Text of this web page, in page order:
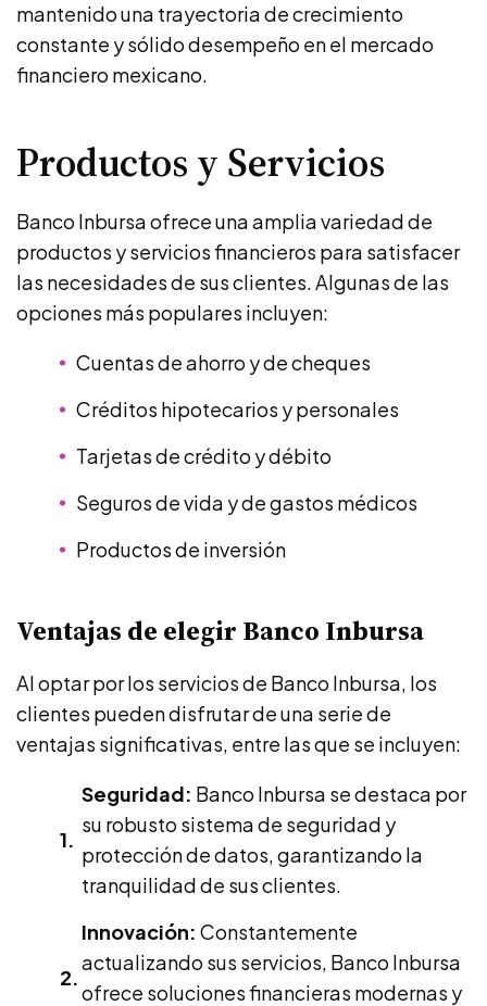
mantenido una trayectoria de crecimiento
constante y sólido desempeño en el mercado
financiero mexicano.
Productos y Servicios
Banco Inbursa ofrece una amplia variedad de
productos y servicios financieros para satisfacer
las necesidades de sus clientes. Algunas de las
opciones más populares incluyen:
Cuentas de ahorro y de cheques
Créditos hipotecarios y personales
Tarjetas de crédito y débito
Seguros de vida y de gastos médicos
Productos de inversión
Ventajas de elegir Banco Inbursa
Al optar por los servicios de Banco Inbursa, los
clientes pueden disfrutar de una serie de
ventajas significativas, entre las que se incluyen:
Seguridad: Banco Inbursa se destaca por
su robusto sistema de seguridad y
protección de datos, garantizando la
tranquilidad de sus clientes.
Innovación: Constantemente
actualizando sus servicios, Banco Inbursa
ofrece soluciones financieras modernas y